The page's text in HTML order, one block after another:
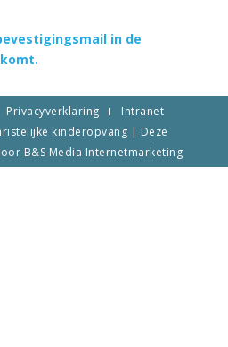
in de
Privacyverklaring
Intranet
kinderopvang | Deze
B&S Media Internetmarketing